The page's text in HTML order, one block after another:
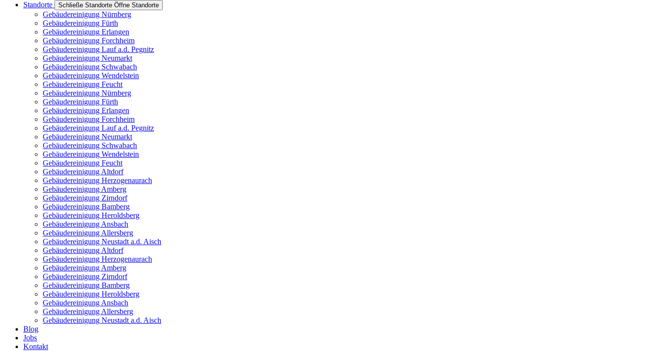
Standorte
Schließe Standorte Öffne Standorte
Gebäudereinigung Nürnberg
Gebäudereinigung Fürth
Gebäudereinigung Erlangen
Gebäudereinigung Forchheim
Gebäudereinigung Lauf a.d. Pegnitz
Gebäudereinigung Neumarkt
Gebäudereinigung Schwabach
Gebäudereinigung Wendelstein
Gebäudereinigung Feucht
Gebäudereinigung Nürnberg
Gebäudereinigung Fürth
Gebäudereinigung Erlangen
Gebäudereinigung Forchheim
Gebäudereinigung Lauf a.d. Pegnitz
Gebäudereinigung Neumarkt
Gebäudereinigung Schwabach
Gebäudereinigung Wendelstein
Gebäudereinigung Feucht
Gebäudereinigung Altdorf
Gebäudereinigung Herzogenaurach
Gebäudereinigung Amberg
Gebäudereinigung Zirndorf
Gebäudereinigung Bamberg
Gebäudereinigung Heroldsberg
Gebäudereinigung Ansbach
Gebäudereinigung Allersberg
Gebäudereinigung Neustadt a.d. Aisch
Gebäudereinigung Altdorf
Gebäudereinigung Herzogenaurach
Gebäudereinigung Amberg
Gebäudereinigung Zirndorf
Gebäudereinigung Bamberg
Gebäudereinigung Heroldsberg
Gebäudereinigung Ansbach
Gebäudereinigung Allersberg
Gebäudereinigung Neustadt a.d. Aisch
Blog
Jobs
Kontakt